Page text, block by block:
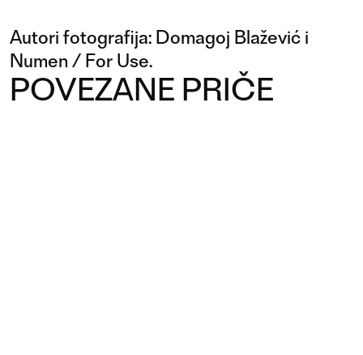
Autori fotografija: Domagoj Blažević i
Numen / For Use.
POVEZANE PRIČE